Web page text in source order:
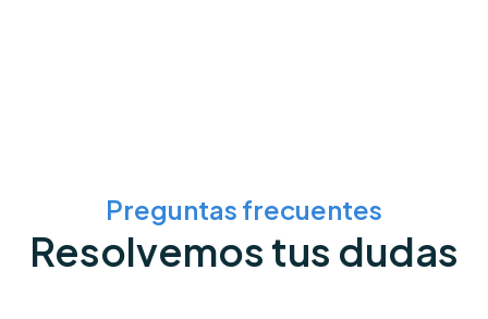
Preguntas frecuentes
Resolvemos tus dudas